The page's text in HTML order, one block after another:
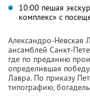
10:00 пешая
комплекс» с
Александро-Невская
ансамблей Санкт-
где по преданию
определившая
Лавра. По приказу
типографию,